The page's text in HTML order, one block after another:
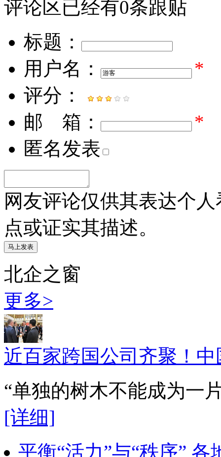
评论区已经有0条跟贴
标题：
用户名：
*
评分：
邮 箱：
*
匿名发表
网友评论仅供其表达个
点或证实其描述。
北企之窗
更多>
近百家跨国公司齐聚！
“单独的树木不能成为一
[详细]
平衡“活力”与“秩序”